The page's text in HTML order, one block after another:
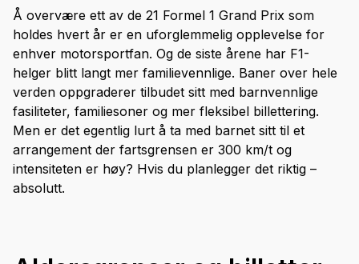
Å overvære ett av de 21 Formel 1 Grand Prix som
holdes hvert år er en uforglemmelig opplevelse for
enhver motorsportfan. Og de siste årene har F1-
helger blitt langt mer familievennlige. Baner over hele
verden oppgraderer tilbudet sitt med barnvennlige
fasiliteter, familiesoner og mer fleksibel billettering.
Men er det egentlig lurt å ta med barnet sitt til et
arrangement der fartsgrensen er 300 km/t og
intensiteten er høy? Hvis du planlegger det riktig –
absolutt.